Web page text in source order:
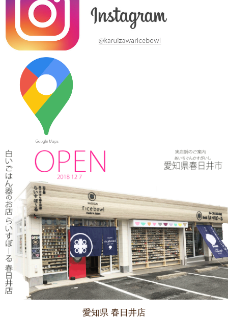
2024/3/12
スカ！ハピスタ『美味しく見える!?器の選び方』コーナーで 白い
ごはん器のお店 らいすぼーる 春日井店が紹介されました。
2024/3/12
≪マガジンで掲載されました≫ 流行発信MOOK おでかけ春日井
守山小牧2019-2020 2019年4月号に 白いごはん器のお店 らいす
ぼーる 春日井店が掲載されました。
2024/3/12
≪テレビで紹介されました≫ 2019年5月18日 、東海テレビ ぐっ
さん家！『ぐっさん！オレンジと行く春日井Jeep旅！』で 山口
智充さんが白いごはん器のお店 らいすぼーる 春日井店にいらっ
しゃいました。
2024/2/22
≪おすすめ≫今日は猫の日！猫好きにはたまらないおすすめご飯
茶碗いかがでしょうか？
愛知県 春日井店